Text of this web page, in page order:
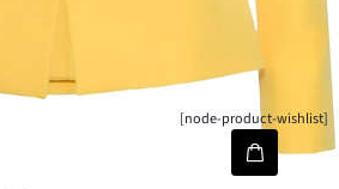
[node-product-wishlist]